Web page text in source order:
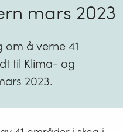
mars 2023
å verne 41
til Klima- og
2023.